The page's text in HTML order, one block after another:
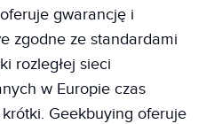
gwarancję i
zgodne ze standardami
rozległej sieci
w Europie czas
Geekbuying oferuje